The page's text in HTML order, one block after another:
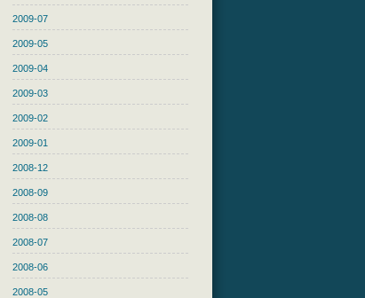
2009-07
2009-05
2009-04
2009-03
2009-02
2009-01
2008-12
2008-09
2008-08
2008-07
2008-06
2008-05